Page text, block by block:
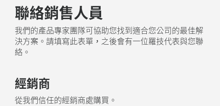
關於回收塑膠
聯絡銷售人員
我們的產品專家團隊可協助您找到適合您公司的最佳解
決方案。請填寫此表單，之後會有一位羅技代表與您聯
絡。
經銷商
從我們信任的經銷商處購買。